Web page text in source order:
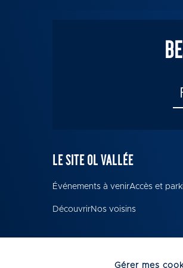
LE SITE OL VALLÉE
Événements à venirAccès et
DécouvrirNos voisins
Gérer mes